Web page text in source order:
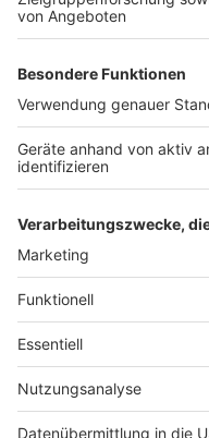
Straßen NRW
ausgestattet
weitere
Maßnahmen
sind. Das
Anzeige
Anzeige